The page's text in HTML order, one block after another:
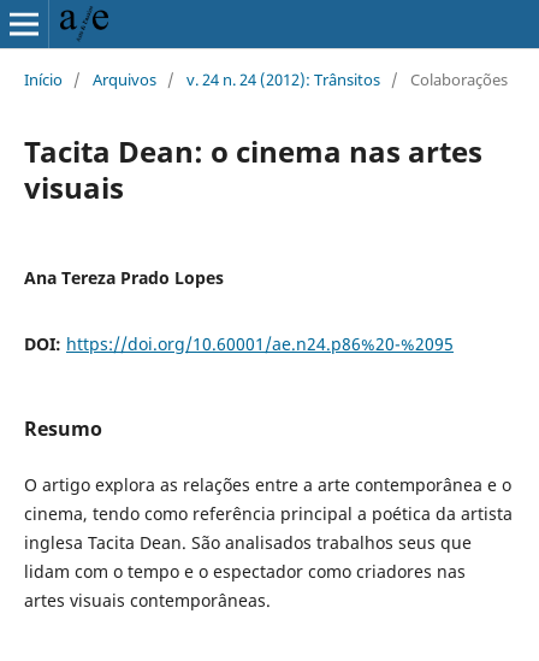
Início / Arquivos / v. 24 n. 24 (2012): Trânsitos / Colaborações
Tacita Dean: o cinema nas artes
visuais
Ana Tereza Prado Lopes
DOI: https://doi.org/10.60001/ae.n24.p86%20-%2095
Resumo
O artigo explora as relações entre a arte contemporânea e o
cinema, tendo como referência principal a poética da artista
inglesa Tacita Dean. São analisados trabalhos seus que
lidam com o tempo e o espectador como criadores nas
artes visuais contemporâneas.